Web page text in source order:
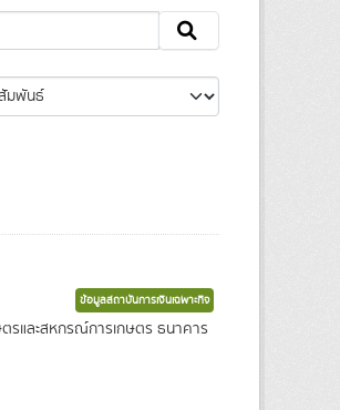
ข้อมูลสถาบันการเงินเฉพาะกิจ
รและสหกรณ์การเกษตร ธนาคาร